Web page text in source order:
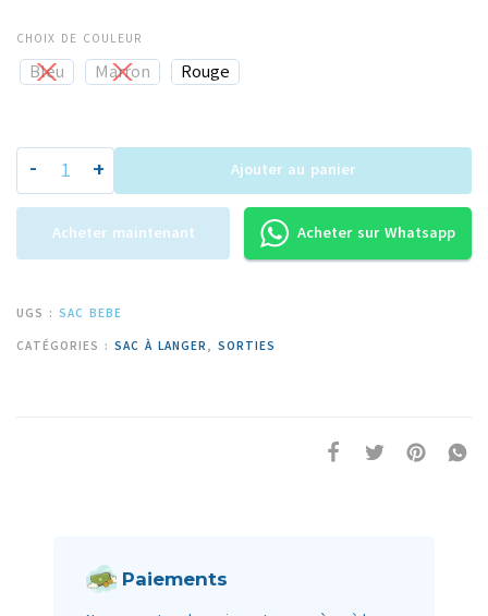
CHOIX DE COULEUR
Bleu Marron Rouge
- + Ajouter au panier
Acheter maintenant Acheter sur Whatsapp
UGS : SAC BEBE
CATÉGORIES : SAC À LANGER , SORTIES
Paiements